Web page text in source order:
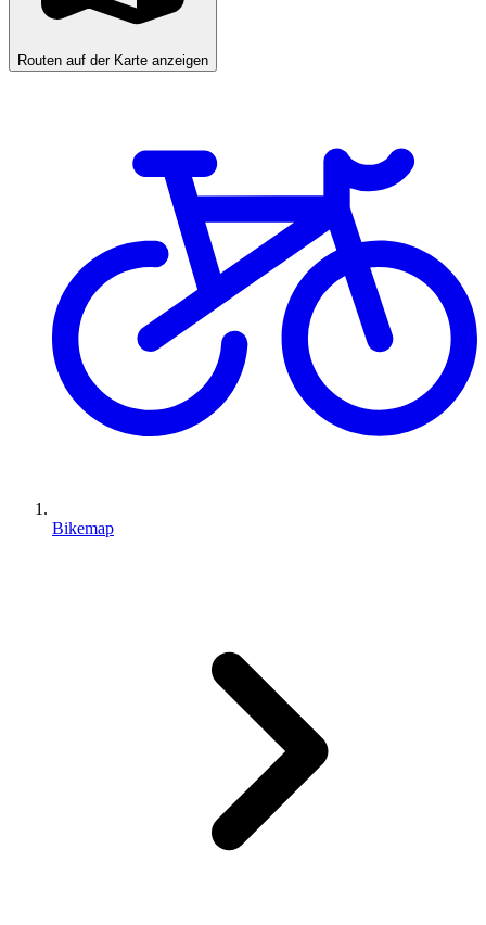
Routen auf der Karte anzeigen
Bikemap